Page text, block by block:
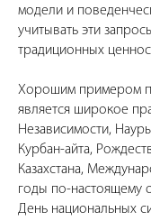
модели и
учитывать эти
традиционных
Хорошим примером
является широкое
Независимости,
Курбан-айта,
Казахстана,
годы по-настоящему
День национальных